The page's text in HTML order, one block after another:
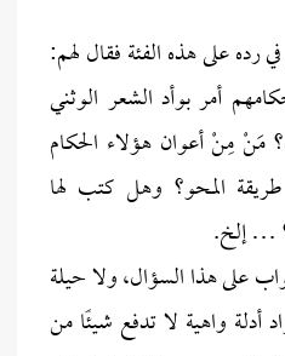
رده على هذه الفئة فقال لهم:
أمر بوأد الشعر الوثني
مَنْ مِنْ أعوان هؤلاء الحكام
المحو؟ وهل كتب لها
… إلخ.
على هذا السؤال، ولا حيلة
أدلة واهية لا تدفع شيئًا من